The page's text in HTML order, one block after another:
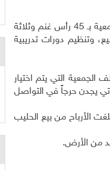
وفق أعضاء الجمعية فقد كانت مساعدة مركز معا تنفيذاً، وكير تمويلاً، بمثابة الدعامة الصلبة، فقد زود المركز الجمعية بـ 45 رأس غنم وثلاثة
تصنيع، وتنظيم دورات تدريبية
التي يتم اختيار
اللواتي يجدن حرجاً في التواصل
الأرباح من بيع الحليب
من الأرض.